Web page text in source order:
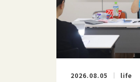
2026.08.05 life